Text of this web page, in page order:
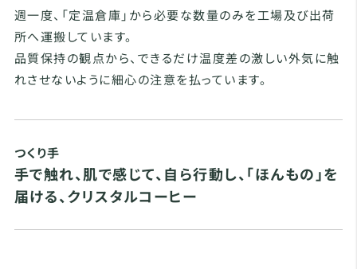
週一度、「定温倉庫」から必要な数量のみを工場及び出荷
所へ運搬しています。
品質保持の観点から、できるだけ温度差の激しい外気に触
れさせないように細心の注意を払っています。
つくり手
手で触れ、肌で感じて、自ら行動し、「ほんもの」を
届ける、クリスタルコーヒー